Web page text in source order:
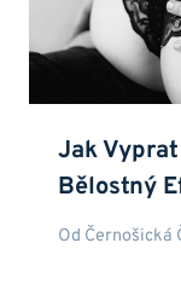
Jak
Bělostný
Od Černošická